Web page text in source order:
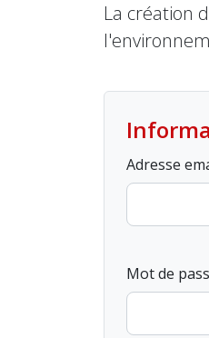
La création
Adresse
Mot de